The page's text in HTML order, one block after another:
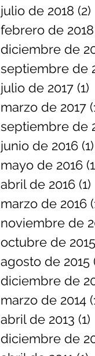
julio de 2018 (2)
febrero de 2018
diciembre de
septiembre de
julio de 2017 (1)
marzo de 2017
septiembre de
junio de 2016 (1)
mayo de 2016
abril de 2016 (1)
marzo de 2016
noviembre de
octubre de 2015
agosto de 2015
diciembre de
marzo de 2014
abril de 2013 (1)
diciembre de